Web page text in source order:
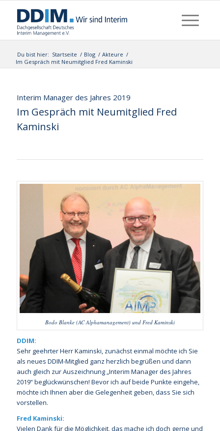
Du bist hier: Startseite / Blog / Akteure /
Im Gespräch mit Neumitglied Fred Kaminski
Interim Manager des Jahres 2019
Im Gespräch mit Neumitglied Fred
Kaminski
Bodo Blanke (AC Alphamanagement) und Fred Kaminski
DDIM:
Sehr geehrter Herr Kaminski, zunächst einmal möchte ich Sie
als neues DDIM-Mitglied ganz herzlich begrüßen und dann
auch gleich zur Auszeichnung „Interim Manager des Jahres
2019“ beglückwünschen! Bevor ich auf beide Punkte eingehe,
möchte ich Ihnen aber die Gelegenheit geben, dass Sie sich
vorstellen.
Fred Kaminski:
Vielen Dank für die Möglichkeit, das mache ich doch gerne und